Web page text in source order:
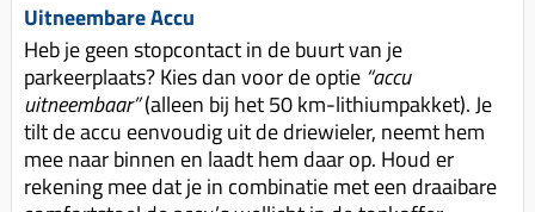
Uitneembare Accu
Heb je geen stopcontact in de buurt van je
parkeerplaats? Kies dan voor de optie “accu
uitneembaar”(alleen bij het 50 km-lithiumpakket). Je
tilt de accu eenvoudig uit de driewieler, neemt hem
mee naar binnen en laadt hem daar op. Houd er
rekening mee dat je in combinatie met een draaibare